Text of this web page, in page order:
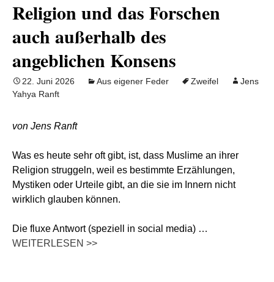
Religion und das Forschen
auch außerhalb des
angeblichen Konsens
22. Juni 2026 Aus eigener Feder Zweifel
Jens
Yahya Ranft
von Jens Ranft
Was es heute sehr oft gibt, ist, dass Muslime an ihrer
Religion struggeln, weil es bestimmte Erzählungen,
Mystiken oder Urteile gibt, an die sie im Innern nicht
wirklich glauben können.
Die fluxe Antwort (speziell in social media) …
WEITERLESEN >>